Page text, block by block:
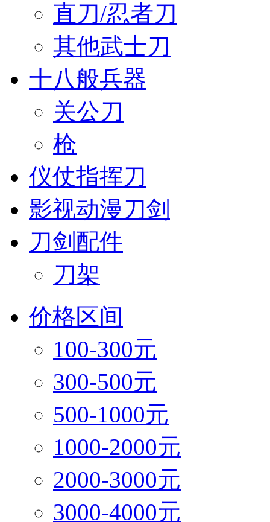
直刀/忍者刀
其他武士刀
十八般兵器
关公刀
枪
仪仗指挥刀
影视动漫刀剑
刀剑配件
刀架
价格区间
100-300元
300-500元
500-1000元
1000-2000元
2000-3000元
3000-4000元